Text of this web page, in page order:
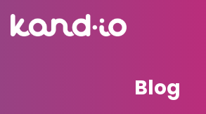
Blog